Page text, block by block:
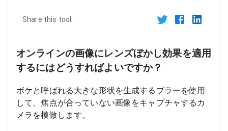
Share this tool:
オンラインの画像にレンズぼかし効果を適用
するにはどうすればよいですか？
ボケと呼ばれる大きな形状を生成するブラーを使用
して、焦点が合っていない画像をキャプチャするカ
メラを模倣します。